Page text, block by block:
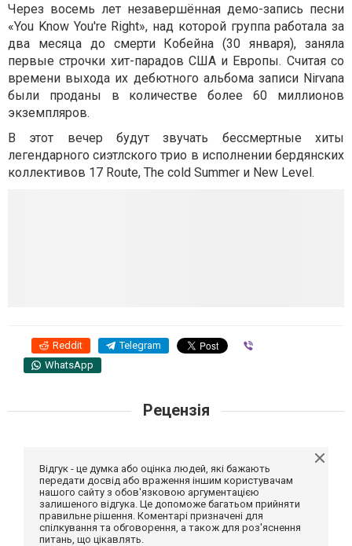
Через восемь лет незавершённая демо-запись песни
«You Know You're Right», над которой группа работала за
два месяца до смерти Кобейна (30 января), заняла
первые строчки хит-парадов США и Европы. Считая со
времени выхода их дебютного альбома записи Nirvana
были проданы в количестве более 60 миллионов
экземпляров.
В этот вечер будут звучать бессмертные хиты
легендарного сиэтлского трио в исполнении бердянских
коллективов 17 Route, The cold Summer и New Level.
Reddit Telegram
WhatsApp
Рецензія
Відгук - це думка або оцінка людей, які бажають
передати досвід або враження іншим користувачам
нашого сайту з обов'язковою аргументацією
залишеного відгука. Це допоможе багатьом прийняти
правильне рішення. Коментарі призначені для
спілкування та обговорення, а також для роз'яснення
питань, що цікавлять.